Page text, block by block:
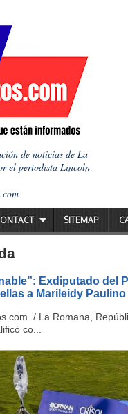
de noticias de La
el periodista Lincoln
SITEMAP
Exdiputado del
a Marileidy
/ La Romana,
co...